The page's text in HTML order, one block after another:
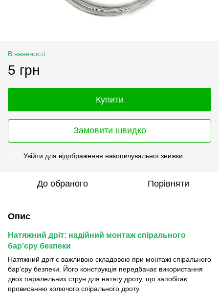
В наявності
5 грн
Купити
Замовити швидко
Увійти для відображення накопичувальної знижки
До обраного Порівняти
Опис
Натяжний дріт: надійний монтаж спірального
бар'єру безпеки
Натяжний дріт є важливою складовою при монтажі спірального
бар'єру безпеки. Його конструкція передбачає використання
двох паралельних струн для натягу дроту, що запобігає
провисанню колючого спірального дроту.